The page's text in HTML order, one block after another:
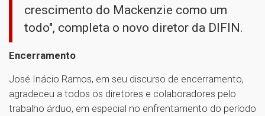
crescimento do Mackenzie como um
todo", completa o novo diretor da DIFIN.
Encerramento
José Inácio Ramos, em seu discurso de encerramento,
agradeceu a todos os diretores e colaboradores pelo
trabalho árduo, em especial no enfrentamento do período